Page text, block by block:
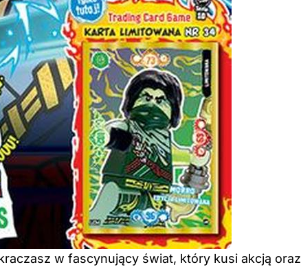
w fascynujący świat, który kusi akcją oraz